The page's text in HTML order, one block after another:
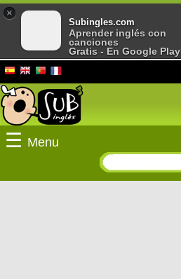
☰ Menu
×
Subingles.com
Aprender inglés con
canciones
Gratis - En Google Play